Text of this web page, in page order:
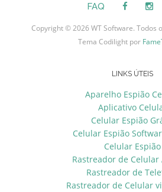
FAQ
Copyright © 2026 WT Software. Todos
Tema Codilight por
LINKS ÚTEIS
Aparelho Espião
Aplicativo
Celular Espião
Celular Espião
Celular Espião
Rastreador de
Rastreador de
Rastreador de Celular